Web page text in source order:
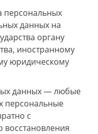
персональных
данных на
органу
иностранному
юридическому
данных — любые
персональные
с